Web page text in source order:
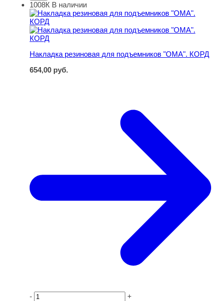
Накладка резиновая для подъемников "ОМА". КОРД
1008К В наличии
Накладка резиновая для подъемников "ОМА". КОРД
654,00 руб.
- +